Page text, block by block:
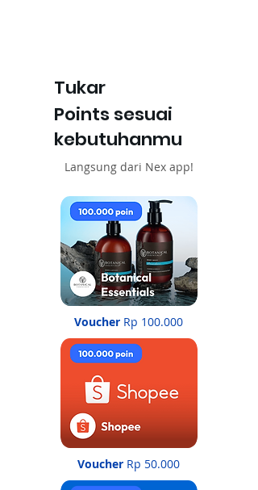
Tukar
Points sesuai
kebutuhanmu
Langsung dari Nex app!
Voucher Rp 100.000
Voucher Rp 50.000